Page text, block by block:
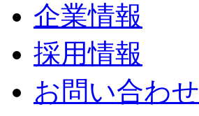
企業情報
採用情報
お問い合わせ